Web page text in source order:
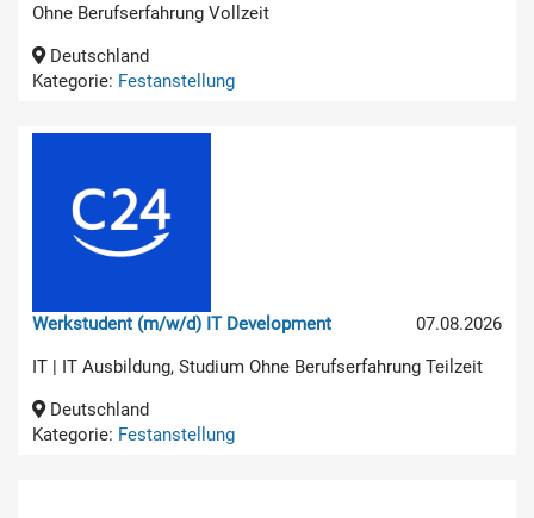
Ohne Berufserfahrung Vollzeit
Deutschland
Kategorie: Festanstellung
07.08.2026
Werkstudent (m/w/d) IT Development
IT | IT Ausbildung, Studium Ohne Berufserfahrung Teilzeit
Deutschland
Kategorie: Festanstellung